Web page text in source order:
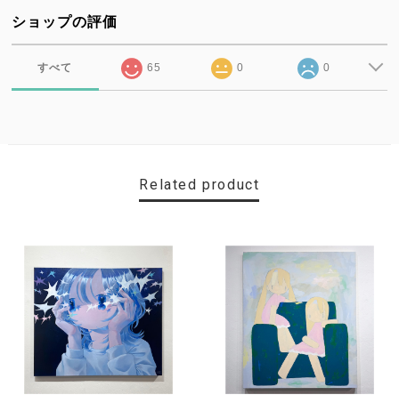
ショップの評価
すべて 65 0 0
Related product